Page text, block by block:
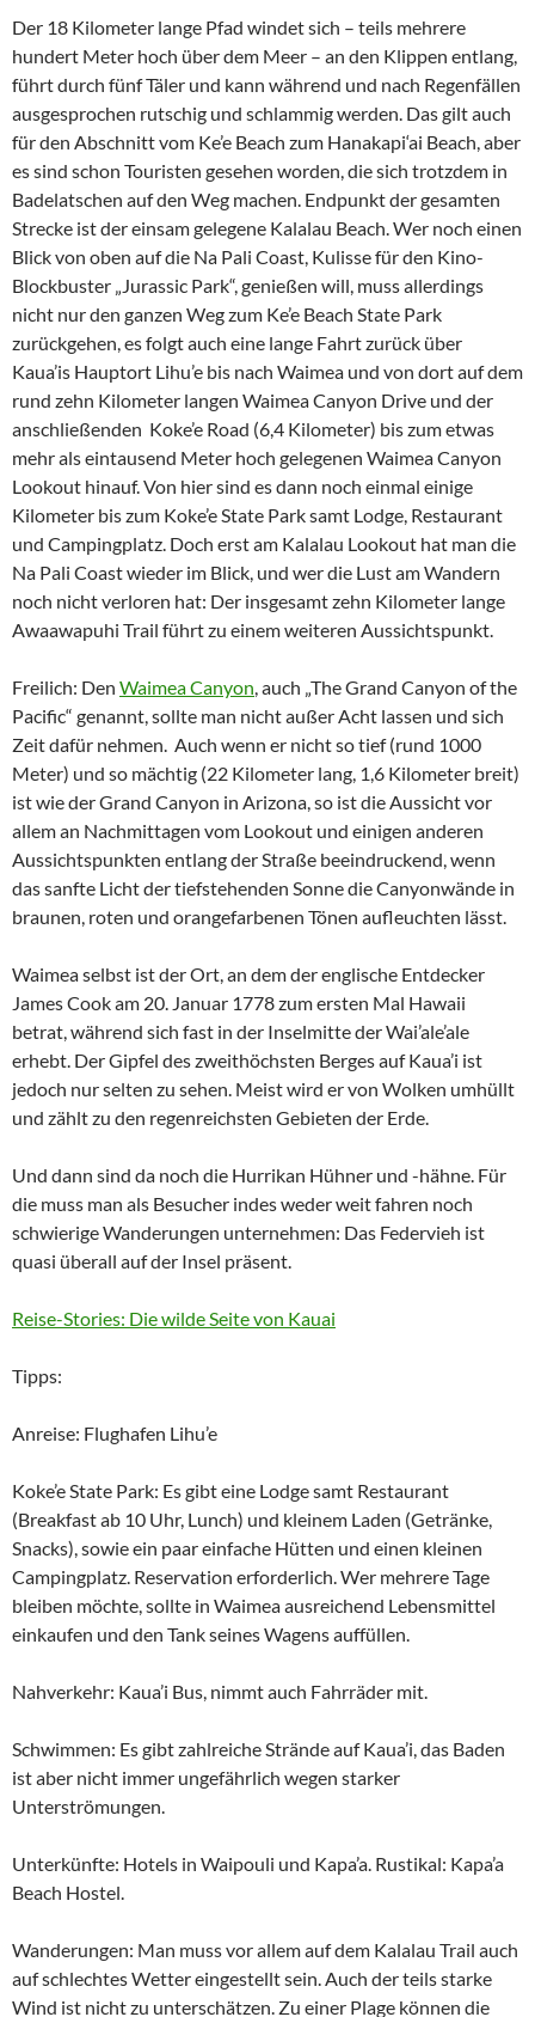
Der 18 Kilometer lange Pfad windet sich – teils mehrere
hundert Meter hoch über dem Meer – an den Klippen entlang,
führt durch fünf Täler und kann während und nach Regenfällen
ausgesprochen rutschig und schlammig werden. Das gilt auch
für den Abschnitt vom Ke’e Beach zum Hanakapi‘ai Beach, aber
es sind schon Touristen gesehen worden, die sich trotzdem in
Badelatschen auf den Weg machen. Endpunkt der gesamten
Strecke ist der einsam gelegene Kalalau Beach. Wer noch einen
Blick von oben auf die Na Pali Coast, Kulisse für den Kino-
Blockbuster „Jurassic Park“, genießen will, muss allerdings
nicht nur den ganzen Weg zum Ke’e Beach State Park
zurückgehen, es folgt auch eine lange Fahrt zurück über
Kaua’is Hauptort Lihu’e bis nach Waimea und von dort auf dem
rund zehn Kilometer langen Waimea Canyon Drive und der
anschließenden Koke’e Road (6,4 Kilometer) bis zum etwas
mehr als eintausend Meter hoch gelegenen Waimea Canyon
Lookout hinauf. Von hier sind es dann noch einmal einige
Kilometer bis zum Koke’e State Park samt Lodge, Restaurant
und Campingplatz. Doch erst am Kalalau Lookout hat man die
Na Pali Coast wieder im Blick, und wer die Lust am Wandern
noch nicht verloren hat: Der insgesamt zehn Kilometer lange
Awaawapuhi Trail führt zu einem weiteren Aussichtspunkt.
Freilich: Den Waimea Canyon , auch „The Grand Canyon of the
Pacific“ genannt, sollte man nicht außer Acht lassen und sich
Zeit dafür nehmen. Auch wenn er nicht so tief (rund 1000
Meter) und so mächtig (22 Kilometer lang, 1,6 Kilometer breit)
ist wie der Grand Canyon in Arizona, so ist die Aussicht vor
allem an Nachmittagen vom Lookout und einigen anderen
Aussichtspunkten entlang der Straße beeindruckend, wenn
das sanfte Licht der tiefstehenden Sonne die Canyonwände in
braunen, roten und orangefarbenen Tönen aufleuchten lässt.
Waimea selbst ist der Ort, an dem der englische Entdecker
James Cook am 20. Januar 1778 zum ersten Mal Hawaii
betrat, während sich fast in der Inselmitte der Wai’ale’ale
erhebt. Der Gipfel des zweithöchsten Berges auf Kaua’i ist
jedoch nur selten zu sehen. Meist wird er von Wolken umhüllt
und zählt zu den regenreichsten Gebieten der Erde.
Und dann sind da noch die Hurrikan Hühner und -hähne. Für
die muss man als Besucher indes weder weit fahren noch
schwierige Wanderungen unternehmen: Das Federvieh ist
quasi überall auf der Insel präsent.
Reise-Stories: Die wilde Seite von Kauai
Tipps:
Anreise: Flughafen Lihu’e
Koke’e State Park: Es gibt eine Lodge samt Restaurant
(Breakfast ab 10 Uhr, Lunch) und kleinem Laden (Getränke,
Snacks), sowie ein paar einfache Hütten und einen kleinen
Campingplatz. Reservation erforderlich. Wer mehrere Tage
bleiben möchte, sollte in Waimea ausreichend Lebensmittel
einkaufen und den Tank seines Wagens auffüllen.
Nahverkehr: Kaua’i Bus, nimmt auch Fahrräder mit.
Schwimmen: Es gibt zahlreiche Strände auf Kaua’i, das Baden
ist aber nicht immer ungefährlich wegen starker
Unterströmungen.
Unterkünfte: Hotels in Waipouli und Kapa’a. Rustikal: Kapa’a
Beach Hostel.
Wanderungen: Man muss vor allem auf dem Kalalau Trail auch
auf schlechtes Wetter eingestellt sein. Auch der teils starke
Wind ist nicht zu unterschätzen. Zu einer Plage können die